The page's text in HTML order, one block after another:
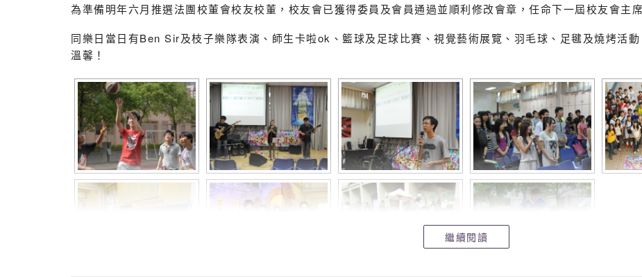
為準備明年六月推選法團校董會校友校董，校友會已獲得委員及會員通過並順利修改會章，任命下一屆校友會主
同樂日當日有Ben Sir及枝子樂隊表演、師生卡啦ok、籃球及足球比賽、視覺藝術展覽、羽毛球、足毽及燒烤活
溫馨！
繼續閱讀